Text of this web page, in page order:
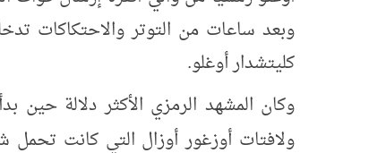
وبعد ساعات من التوتر والاحتكاكات
كليتشدار أوغلو.
وكان المشهد الرمزي الأكثر دلالة حين
ولافتات أوزغور أوزال التي كانت تحمل